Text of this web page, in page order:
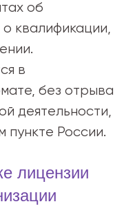
об
квалификации,
в
без отрыва
деятельности,
пункте России.
лицензии